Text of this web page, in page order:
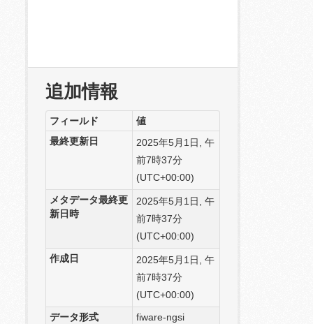
追加情報
フィールド
値
最終更新日
2025年5月1日, 午
前7時37分
(UTC+00:00)
メタデータ最終更
新日時
2025年5月1日, 午
前7時37分
(UTC+00:00)
作成日
2025年5月1日, 午
前7時37分
(UTC+00:00)
データ形式
fiware-ngsi